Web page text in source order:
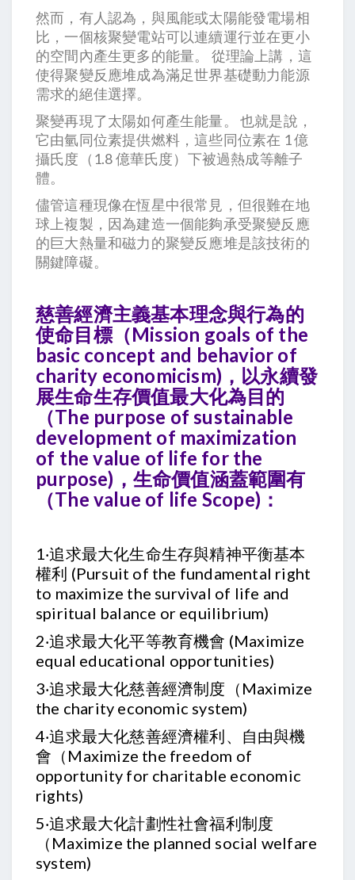
然而，有人認為，與風能或太陽能發電場相
比，一個核聚變電站可以連續運行並在更小
的空間內產生更多的能量。 從理論上講，這
使得聚變反應堆成為滿足世界基礎動力能源
需求的絕佳選擇。
聚變再現了太陽如何產生能量。 也就是說，
它由氫同位素提供燃料，這些同位素在 1 億
攝氏度（1.8 億華氏度）下被過熱成等離子
體。
儘管這種現像在恆星中很常見，但很難在地
球上複製，因為建造一個能夠承受聚變反應
的巨大熱量和磁力的聚變反應堆是該技術的
關鍵障礙。
慈善經濟主義基本理念與行為的
使命目標（Mission goals of the
basic concept and behavior of
charity economicism)，以永續發
展生命生存價值最大化為目的
（The purpose of sustainable
development of maximization
of the value of life for the
purpose)，生命價值涵蓋範圍有
（The value of life Scope)：
1‧追求最大化生命生存與精神平衡基本
權利 (Pursuit of the fundamental right
to maximize the survival of life and
spiritual balance or equilibrium)
2‧追求最大化平等教育機會 (Maximize
equal educational opportunities)
3‧追求最大化慈善經濟制度（Maximize
the charity economic system)
4‧追求最大化慈善經濟權利、自由與機
會（Maximize the freedom of
opportunity for charitable economic
rights)
5‧追求最大化計劃性社會福利制度
（Maximize the planned social welfare
system)